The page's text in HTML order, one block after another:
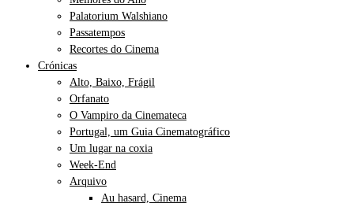
Palatorium Walshiano
Passatempos
Recortes do Cinema
Crónicas
Alto, Baixo, Frágil
Orfanato
O Vampiro da Cinemateca
Portugal, um Guia Cinematográfico
Um lugar na coxia
Week-End
Arquivo
Au hasard, Cinema